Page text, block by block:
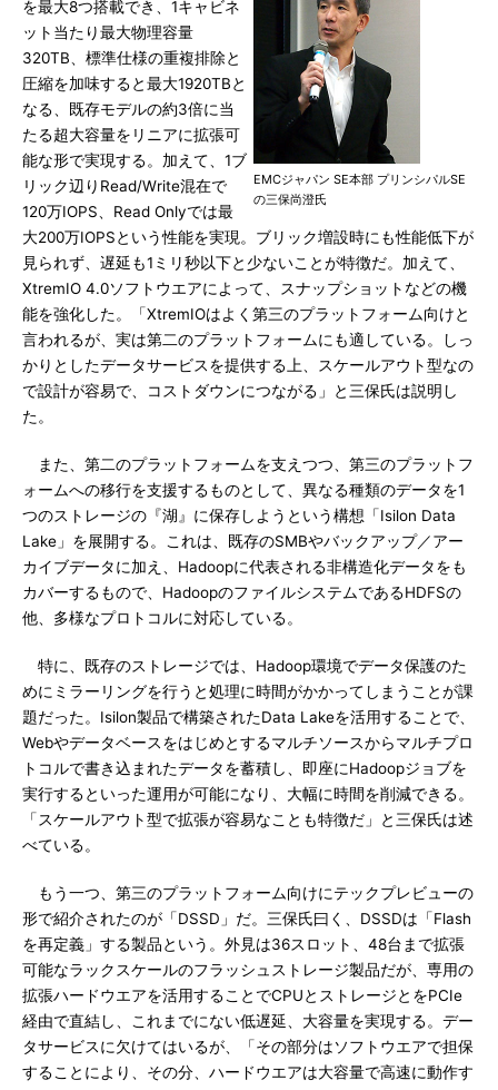
EMCジャパン SE本部 プリンシパルSE
の三保尚澄氏
を最大8つ搭載でき、1キャビネ
ット当たり最大物理容量
320TB、標準仕様の重複排除と
圧縮を加味すると最大1920TBと
なる、既存モデルの約3倍に当
たる超大容量をリニアに拡張可
能な形で実現する。加えて、1ブ
リック辺りRead/Write混在で
120万IOPS、Read Onlyでは最
大200万IOPSという性能を実現。ブリック増設時にも性能低下が
見られず、遅延も1ミリ秒以下と少ないことが特徴だ。加えて、
XtremIO 4.0ソフトウエアによって、スナップショットなどの機
能を強化した。「XtremIOはよく第三のプラットフォーム向けと
言われるが、実は第二のプラットフォームにも適している。しっ
かりとしたデータサービスを提供する上、スケールアウト型なの
で設計が容易で、コストダウンにつながる」と三保氏は説明し
た。
また、第二のプラットフォームを支えつつ、第三のプラットフ
ォームへの移行を支援するものとして、異なる種類のデータを1
つのストレージの『湖』に保存しようという構想「Isilon Data
Lake」を展開する。これは、既存のSMBやバックアップ／アー
カイブデータに加え、Hadoopに代表される非構造化データをも
カバーするもので、HadoopのファイルシステムであるHDFSの
他、多様なプロトコルに対応している。
特に、既存のストレージでは、Hadoop環境でデータ保護のた
めにミラーリングを行うと処理に時間がかかってしまうことが課
題だった。Isilon製品で構築されたData Lakeを活用することで、
Webやデータベースをはじめとするマルチソースからマルチプロ
トコルで書き込まれたデータを蓄積し、即座にHadoopジョブを
実行するといった運用が可能になり、大幅に時間を削減できる。
「スケールアウト型で拡張が容易なことも特徴だ」と三保氏は述
べている。
もう一つ、第三のプラットフォーム向けにテックプレビューの
形で紹介されたのが「DSSD」だ。三保氏曰く、DSSDは「Flash
を再定義」する製品という。外見は36スロット、48台まで拡張
可能なラックスケールのフラッシュストレージ製品だが、専用の
拡張ハードウエアを活用することでCPUとストレージとをPCIe
経由で直結し、これまでにない低遅延、大容量を実現する。デー
タサービスに欠けてはいるが、「その部分はソフトウエアで担保
することにより、その分、ハードウエアは大容量で高速に動作す